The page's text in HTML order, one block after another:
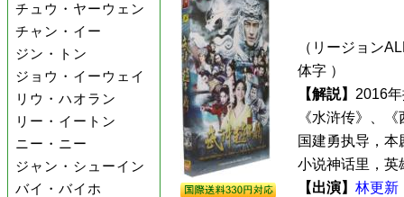
チュウ・ヤーウェン
チャン・イー
ジン・トン
ジョウ・イーウェイ
リウ・ハオラン
リー・イートン
ニー・ニー
ジャン・シューイン
バイ・バイホ
（リージョン
体字 ）
【解説】 2016
《水浒传》、
国建勇执导，
小说神话里，英
【出演】 林更新